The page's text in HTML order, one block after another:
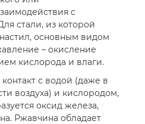
с
стали, из которой
основным видом
– окисление
кислорода и влаги.
контакт с водой (даже в
воздуха) и кислородом,
оксид железа,
Ржавчина обладает